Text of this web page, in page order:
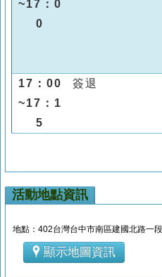
~17：0
0
17：00
~17：1
5
簽退
活動地點資訊
地點：402台灣台中市南區建國北路一
顯示地圖資訊